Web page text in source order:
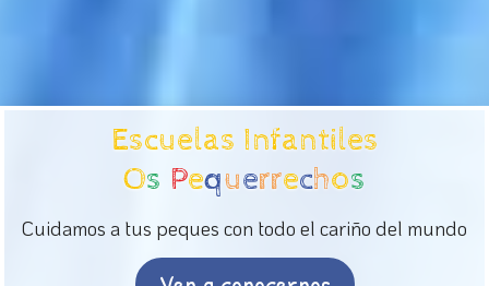
Escuelas Infantiles
Os Pequerrechos
Cuidamos a tus peques con todo el cariño del mundo